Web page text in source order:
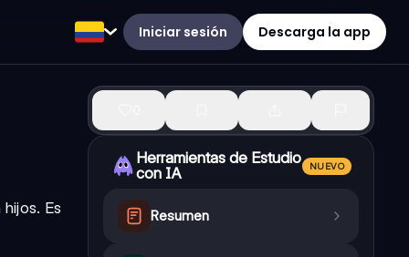
Iniciar sesión Descarga la app
Es
Herramientas de Estudio
con IA
NUEVO
Resumen